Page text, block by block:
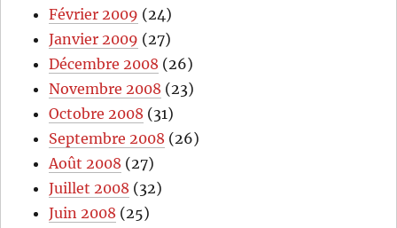
Février 2009 (24)
Janvier 2009 (27)
Décembre 2008 (26)
Novembre 2008 (23)
Octobre 2008 (31)
Septembre 2008 (26)
Août 2008 (27)
Juillet 2008 (32)
Juin 2008 (25)